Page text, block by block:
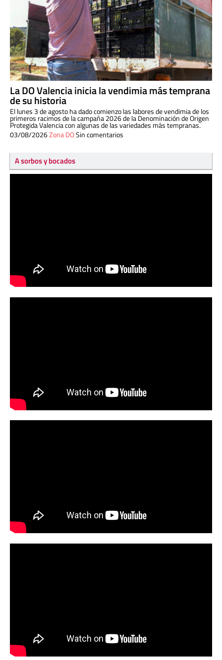
La DO Valencia inicia la vendimia más temprana
de su historia
El lunes 3 de agosto ha dado comienzo las labores de vendimia de los
primeros racimos de la campaña 2026 de la Denominación de Origen
Protegida Valencia con algunas de las variedades más tempranas.
03/08/2026Zona DOSin comentarios
A sorbos y bocados